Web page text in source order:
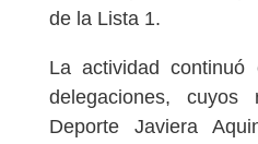
de la Lista 1.
La actividad
delegaciones,
Deporte Javiera